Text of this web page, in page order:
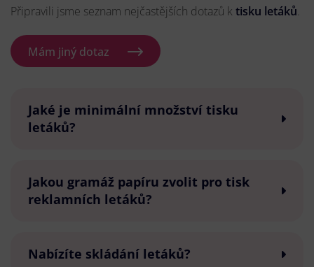
Připravili jsme seznam nejčastějších dotazů k tisku letáků.
Mám jiný dotaz
Jaké je minimální množství tisku
letáků?
Jakou gramáž papíru zvolit pro tisk
reklamních letáků?
Nabízíte skládání letáků?